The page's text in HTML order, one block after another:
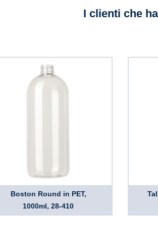
I clienti che
Boston Round in PET,
1000ml, 28-410